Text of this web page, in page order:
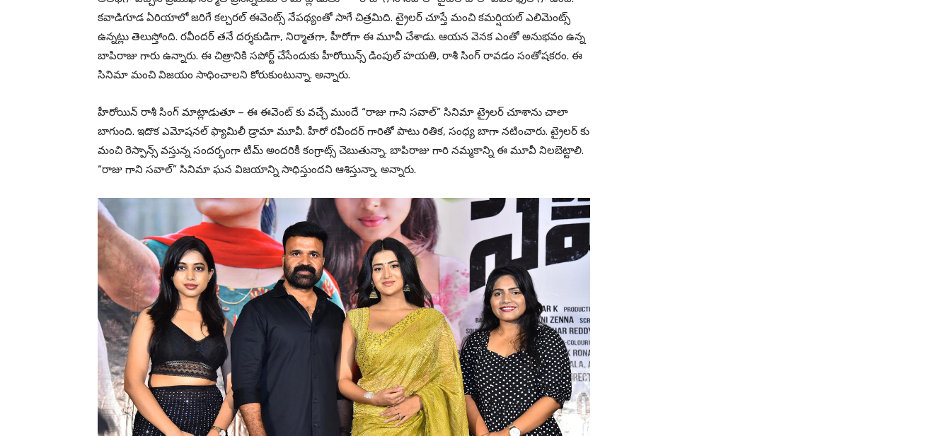
కవాడిగూడ ఏరియాలో జరిగే కల్చరల్ ఈవెంట్స్ నేపథ్యంతో సాగే చిత్రమిది. ట్రైలర్ చూస్తే మంచి కమర్షియల్ ఎలిమెంట్స్
ఉన్నట్లు తెలుస్తోంది. రవీందర్ తనే దర్శకుడిగా, నిర్మాతగా, హీరోగా ఈ మూవీ చేశాడు. ఆయన వెనక ఎంతో అనుభవం ఉన్న
బాపిరాజు గారు ఉన్నారు. ఈ చిత్రానికి సపోర్ట్ చేసేందుకు హీరోయిన్స్ డింపుల్ హయతి, రాశీ సింగ్ రావడం సంతోషకరం. ఈ
సినిమా మంచి విజయం సాధించాలని కోరుకుంటున్నా. అన్నారు.
హీరోయిన్ రాశీ సింగ్ మాట్లాడుతూ – ఈ ఈవెంట్ కు వచ్చే ముందే “రాజు గాని సవాల్” సినిమా ట్రైలర్ చూశాను చాలా
బాగుంది. ఇదొక ఎమోషనల్ ఫ్యామిలీ డ్రామా మూవీ. హీరో రవీందర్ గారితో పాటు రితిక, సంధ్య బాగా నటించారు. ట్రైలర్ కు
మంచి రెస్పాన్స్ వస్తున్న సందర్భంగా టీమ్ అందరికీ కంగ్రాట్స్ చెబుతున్నా. బాపిరాజు గారి నమ్మకాన్ని ఈ మూవీ నిలబెట్టాలి.
“రాజు గాని సవాల్” సినిమా ఘన విజయాన్ని సాధిస్తుందని ఆశిస్తున్నా. అన్నారు.